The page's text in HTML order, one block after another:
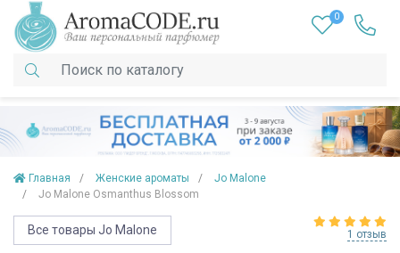
0
Главная Женские ароматы
Jo Malone
Jo Malone Osmanthus Blossom
Все товары Jo Malone 1 отзыв